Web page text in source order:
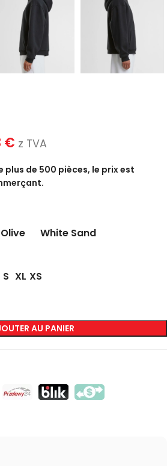
€ z TVA
plus de 500 pièces, le prix est
White Sand
S XL XS
AU PANIER